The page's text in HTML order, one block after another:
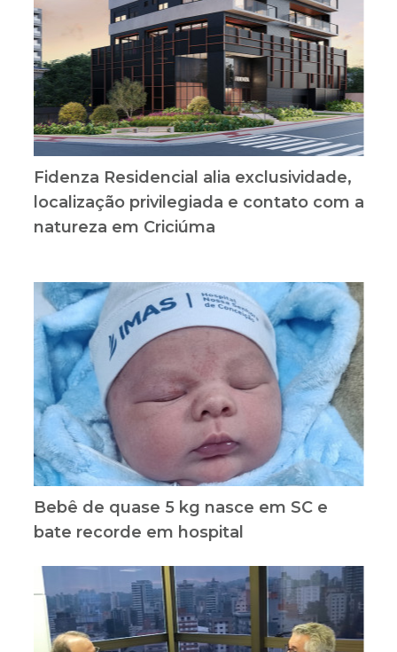
Fidenza Residencial alia exclusividade,
localização privilegiada e contato com a
natureza em Criciúma
Bebê de quase 5 kg nasce em SC e
bate recorde em hospital